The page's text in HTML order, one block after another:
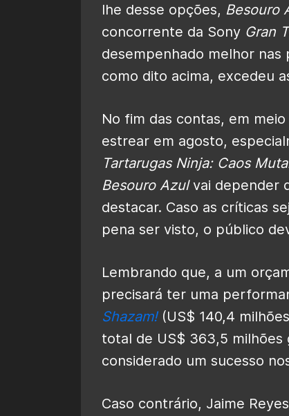
lhe desse opções, Besouro
concorrente da Sony Gran
desempenhado melhor nas
como dito acima, excedeu
No fim das contas, em
estrear em agosto,
Tartarugas Ninja: Caos
Besouro Azulvai depender
destacar. Caso as críticas
pena ser visto, o público
Lembrando que, a um
precisará ter uma
Shazam!(US$ 140,4
total de US$ 363,5 milhões
considerado um sucesso
Caso contrário, Jaime